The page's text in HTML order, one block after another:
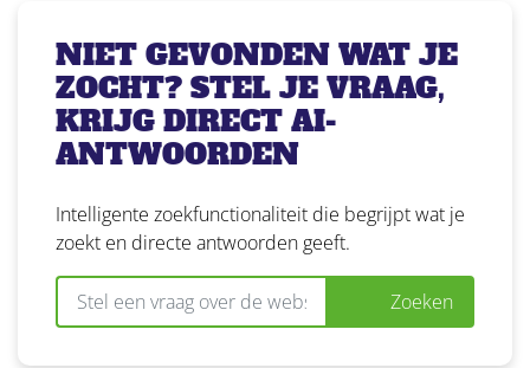
NIET GEVONDEN WAT JE
ZOCHT? STEL JE VRAAG,
KRIJG DIRECT AI-
ANTWOORDEN
Intelligente zoekfunctionaliteit die begrijpt wat je
zoekt en directe antwoorden geeft.
Zoeken